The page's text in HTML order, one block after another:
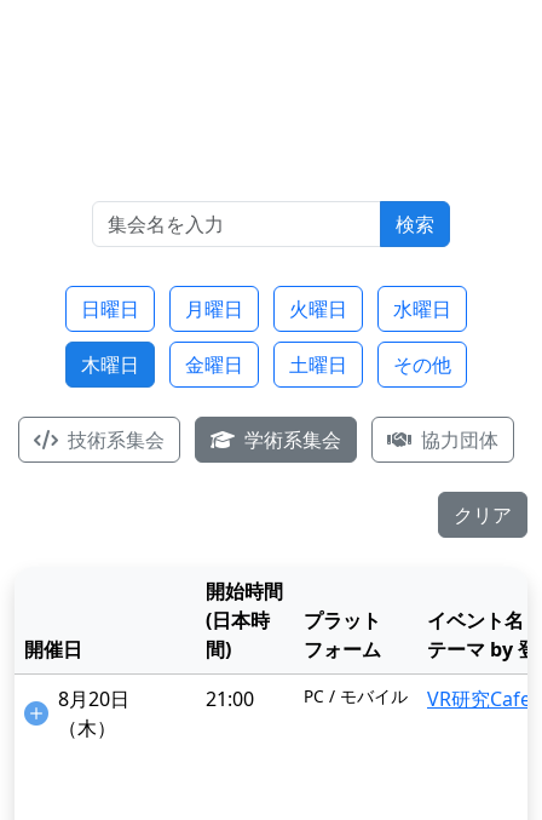
検索
日曜日 月曜日 火曜日 水曜日
木曜日 金曜日 土曜日 その他
技術系集会 学術系集会 協力団体
クリア
開催日
開始時間
(日本時
間)
プラット
フォーム
イベント名
テーマ by
8月20日
（木）
21:00 PC / モバイル VR研究Cafe